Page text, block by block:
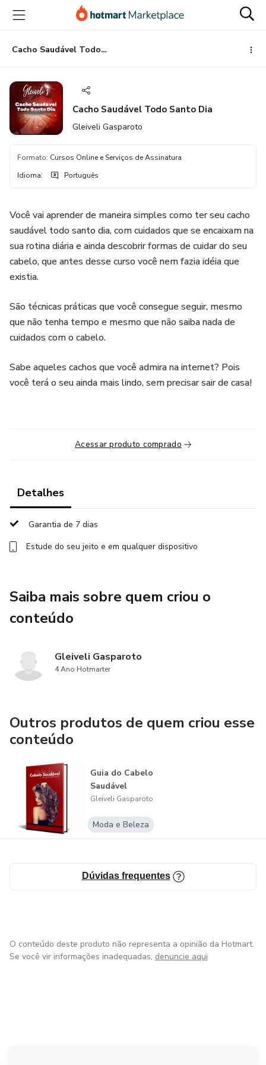
para
conteúdo
principal
para
pagamento
para
rodapé
Cacho Saudável Todo Santo Dia
Cacho Saudável Todo Santo Dia
Gleiveli Gasparoto
Formato: Cursos Online e Serviços de Assinatura
Idioma: Português
Você vai aprender de maneira simples como ter seu cacho
saudável todo santo dia, com cuidados que se encaixam na
sua rotina diária e ainda descobrir formas de cuidar do seu
cabelo, que antes desse curso você nem fazia idéia que
existia.
São técnicas práticas que você consegue seguir, mesmo
que não tenha tempo e mesmo que não saiba nada de
cuidados com o cabelo.
Sabe aqueles cachos que você admira na internet? Pois
você terá o seu ainda mais lindo, sem precisar sair de casa!
Acessar produto comprado
Detalhes
Garantia de 7 dias
Estude do seu jeito e em qualquer dispositivo
Saiba mais sobre quem criou o
conteúdo
Gleiveli Gasparoto
4 Ano Hotmarter
Outros produtos de quem criou esse
conteúdo
Guia do Cabelo
Saudável
Gleiveli Gasparoto
Moda e Beleza
Dúvidas frequentes
O conteúdo deste produto não representa a opinião da Hotmart.
Se você vir informações inadequadas, denuncie aqui